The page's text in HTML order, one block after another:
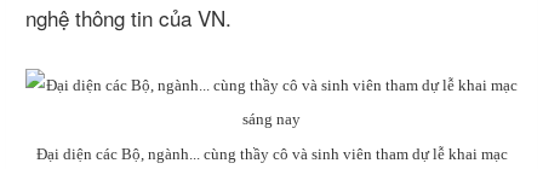
nghệ thông tin của VN.
Đại diện các Bộ, ngành... cùng thầy cô và sinh viên tham dự lễ khai mạc